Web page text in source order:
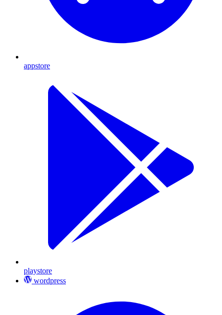
appstore
playstore
wordpress